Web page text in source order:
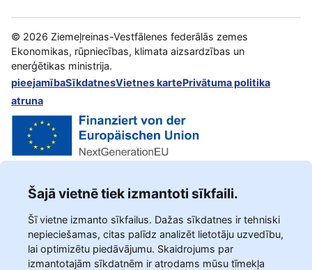
© 2026 Ziemeļreinas-Vestfālenes federālās zemes
Ekonomikas, rūpniecības, klimata aizsardzības un
enerģētikas ministrija.
pieejamībaSīkdatnesVietnes kartePrivātuma politika
atruna
Šajā vietnē tiek izmantoti sīkfaili.
Šī vietne izmanto sīkfailus. Dažas sīkdatnes ir tehniski
nepieciešamas, citas palīdz analizēt lietotāju uzvedību,
lai optimizētu piedāvājumu. Skaidrojums par
izmantotajām sīkdatnēm ir atrodams mūsu tīmekļa